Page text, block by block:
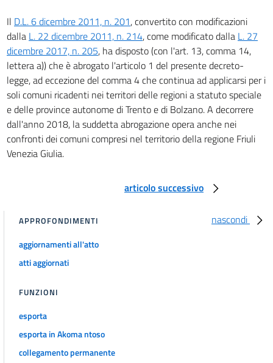
Il D.L. 6 dicembre 2011, n. 201, convertito con modificazioni
dalla L. 22 dicembre 2011, n. 214, come modificato dalla L. 27
dicembre 2017, n. 205, ha disposto (con l'art. 13, comma 14,
lettera a)) che è abrogato l'articolo 1 del presente decreto-
legge, ad eccezione del comma 4 che continua ad applicarsi per i
soli comuni ricadenti nei territori delle regioni a statuto speciale
e delle province autonome di Trento e di Bolzano. A decorrere
dall'anno 2018, la suddetta abrogazione opera anche nei
confronti dei comuni compresi nel territorio della regione Friuli
Venezia Giulia.
articolo successivo
nascondi
APPROFONDIMENTI
aggiornamenti all'atto
atti aggiornati
FUNZIONI
esporta
esporta in Akoma ntoso
collegamento permanente